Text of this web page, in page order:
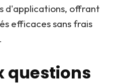
d'applications, offrant
efficaces sans frais
questions